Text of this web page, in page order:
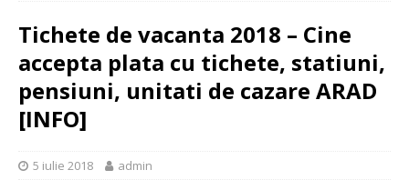
Tichete de vacanta 2018 – Cine
accepta plata cu tichete, statiuni,
pensiuni, unitati de cazare ARAD
[INFO]
5 iulie 2018 admin